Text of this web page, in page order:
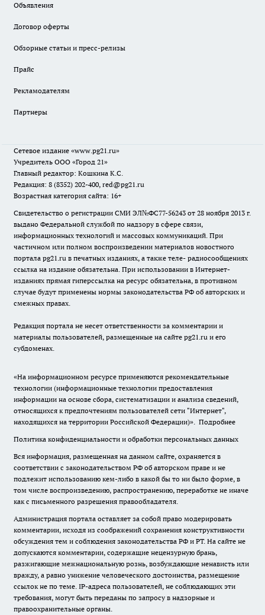
Объявления
Договор оферты
Обзорные статьи и пресс-релизы
Прайс
Рекламодателям
Партнеры
Сетевое издание «www.pg21.ru»
Учредитель ООО «Город 21»
Главный редактор: Кошкина К.С.
Редакция: 8 (8352) 202-400, red@pg21.ru
Возрастная категория сайта: 16+
Свидетельство о регистрации СМИ ЭЛ№ФС77-56243 от 28 ноября 2013 г.
выдано Федеральной службой по надзору в сфере связи,
информационных технологий и массовых коммуникаций. При
частичном или полном воспроизведении материалов новостного
портала pg21.ru в печатных изданиях, а также теле- радиосообщениях
ссылка на издание обязательна. При использовании в Интернет-
изданиях прямая гиперссылка на ресурс обязательна, в противном
случае будут применены нормы законодательства РФ об авторских и
смежных правах.
Редакция портала не несет ответственности за комментарии и
материалы пользователей, размещенные на сайте pg21.ru и его
субдоменах.
«На информационном ресурсе применяются рекомендательные
технологии (информационные технологии предоставления
информации на основе сбора, систематизации и анализа сведений,
относящихся к предпочтениям пользователей сети "Интернет",
находящихся на территории Российской Федерации)». Подробнее
Политика конфиденциальности и обработки персональных данных
Вся информация, размещенная на данном сайте, охраняется в
соответствии с законодательством РФ об авторском праве и не
подлежит использованию кем-либо в какой бы то ни было форме, в
том числе воспроизведению, распространению, переработке не иначе
как с письменного разрешения правообладателя.
Администрация портала оставляет за собой право модерировать
комментарии, исходя из соображений сохранения конструктивности
обсуждения тем и соблюдения законодательства РФ и РТ. На сайте не
допускаются комментарии, содержащие нецензурную брань,
разжигающие межнациональную рознь, возбуждающие ненависть или
вражду, а равно унижение человеческого достоинства, размещение
ссылок не по теме. IP-адреса пользователей, не соблюдающих эти
требования, могут быть переданы по запросу в надзорные и
правоохранительные органы.